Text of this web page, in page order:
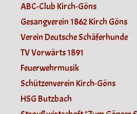
ABC-Club Kirch-Göns
Gesangverein 1862 Kirch Göns
Verein Deutsche Schäferhunde
TV Vorwärts 1891
Feuerwehrmusik
Schützenverein Kirch-Göns
HSG Butzbach